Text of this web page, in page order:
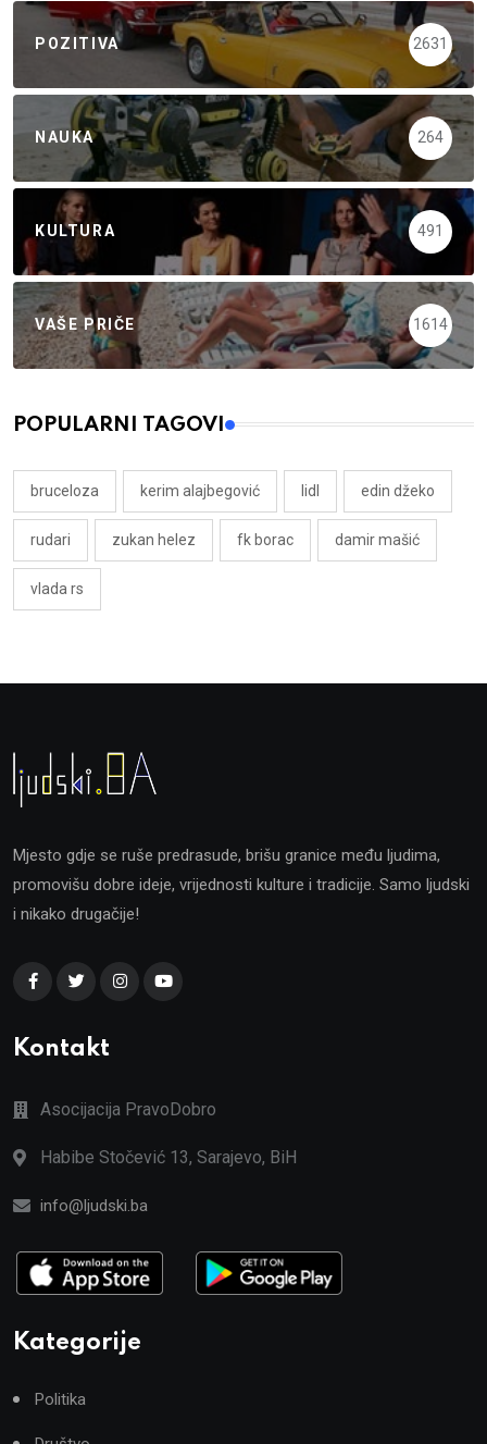
POZITIVA 2631
NAUKA 264
KULTURA 491
VAŠE PRIČE 1614
POPULARNI TAGOVI
bruceloza kerim alajbegović lidl edin džeko
rudari zukan helez fk borac damir mašić
vlada rs
Mjesto gdje se ruše predrasude, brišu granice među ljudima,
promovišu dobre ideje, vrijednosti kulture i tradicije. Samo ljudski
i nikako drugačije!
Kontakt
Asocijacija PravoDobro
Habibe Stočević 13, Sarajevo, BiH
info@ljudski.ba
Kategorije
Politika